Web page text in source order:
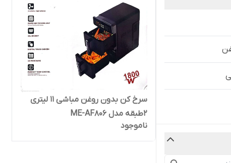
سرخ کن بدون روغن مباشی 11 لیتری
۲طبقه مدل ME-AF806
ناموجود